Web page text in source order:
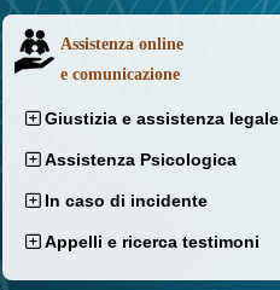
Assistenza online
e comunicazione
Giustizia e assistenza legale
Assistenza Psicologica
In caso di incidente
Appelli e ricerca testimoni